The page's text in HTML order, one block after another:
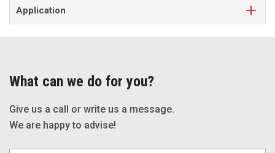
Application
What can we do for you?
Give us a call or write us a message.
We are happy to advise!